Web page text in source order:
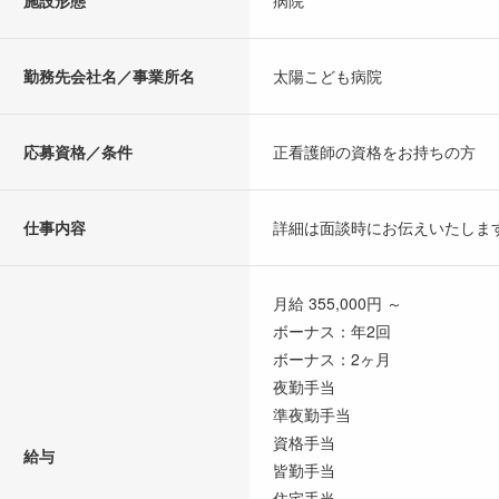
勤務先会社名／事業所名 太陽こども病院
応募資格／条件 正看護師の資格をお持ちの方
仕事内容 詳細は面談時にお伝えいたしま
給与
月給 355,000円 ～
ボーナス：年2回
ボーナス：2ヶ月
夜勤手当
準夜勤手当
資格手当
皆勤手当